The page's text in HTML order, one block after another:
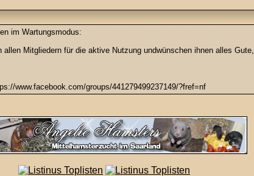
im Wartungsmodus:
Mitgliedern für die aktive Nutzung undwünschen ihnen alles Gute,
www.facebook.com/groups/441279499237149/?fref=nf